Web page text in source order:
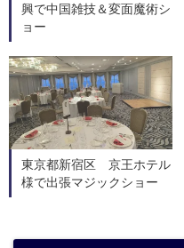
興で中国雑技＆変面魔術シ
ョー
東京都新宿区 京王ホテル
様で出張マジックショー